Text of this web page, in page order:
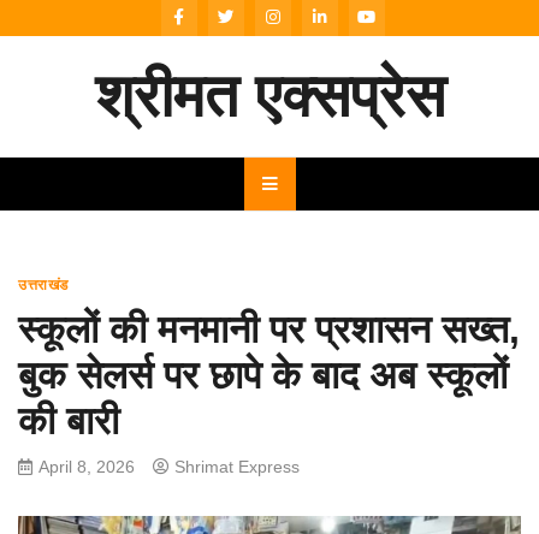
to
श्रीमत एक्सप्रेस
उत्तराखंड
स्कूलों की मनमानी पर प्रशासन सख्त,
बुक सेलर्स पर छापे के बाद अब स्कूलों
की बारी
April 8, 2026 Shrimat Express